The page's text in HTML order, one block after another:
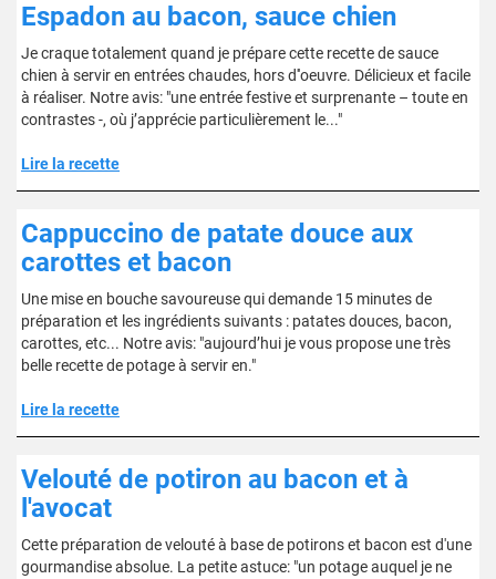
Espadon au bacon, sauce chien
Je craque totalement quand je prépare cette recette de sauce
chien à servir en entrées chaudes, hors d''oeuvre. Délicieux et facile
à réaliser. Notre avis: "une entrée festive et surprenante – toute en
contrastes -, où j’apprécie particulièrement le..."
Lire la recette
Cappuccino de patate douce aux
carottes et bacon
Une mise en bouche savoureuse qui demande 15 minutes de
préparation et les ingrédients suivants : patates douces, bacon,
carottes, etc... Notre avis: "aujourd’hui je vous propose une très
belle recette de potage à servir en."
Lire la recette
Velouté de potiron au bacon et à
l'avocat
Cette préparation de velouté à base de potirons et bacon est d'une
gourmandise absolue. La petite astuce: "un potage auquel je ne